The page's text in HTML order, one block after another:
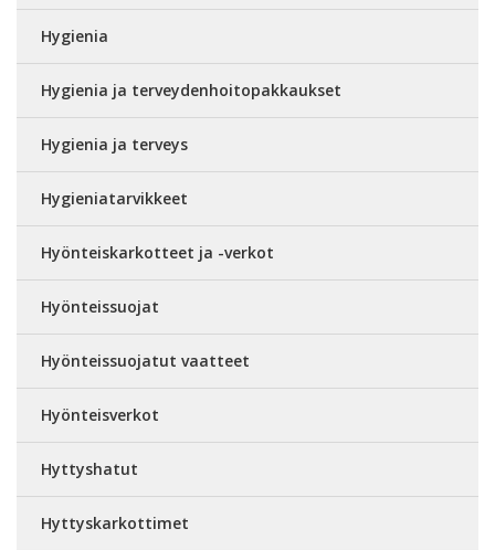
Hygienia
Hygienia ja terveydenhoitopakkaukset
Hygienia ja terveys
Hygieniatarvikkeet
Hyönteiskarkotteet ja -verkot
Hyönteissuojat
Hyönteissuojatut vaatteet
Hyönteisverkot
Hyttyshatut
Hyttyskarkottimet